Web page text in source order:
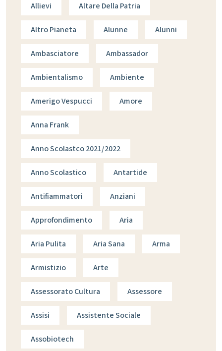
Allievi Altare Della Patria
Altro Pianeta Alunne Alunni
Ambasciatore Ambassador
Ambientalismo Ambiente
Amerigo Vespucci Amore
Anna Frank
Anno Scolastco 2021/2022
Anno Scolastico Antartide
Antifiammatori Anziani
Approfondimento Aria
Aria Pulita Aria Sana Arma
Armistizio Arte
Assessorato Cultura Assessore
Assisi Assistente Sociale
Assobiotech